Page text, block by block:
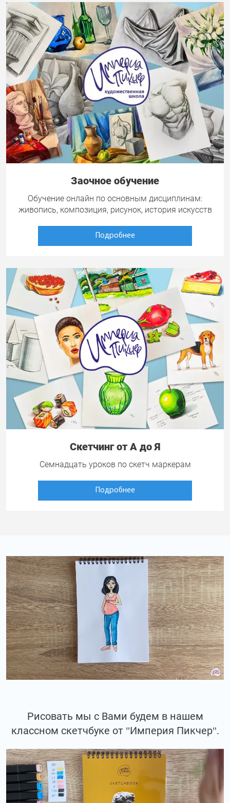
Заочное обучение
Обучение онлайн по основным дисциплинам:
живопись, композиция, рисунок, история искусств
Подробнее
Скетчинг от А до Я
Семнадцать уроков по скетч маркерам
Подробнее
Рисовать мы с Вами будем в нашем
классном скетчбуке от "Империя Пикчер".